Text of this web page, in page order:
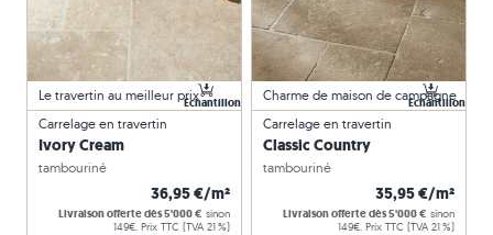
Carrelage en travertin
Ivory Cream
tambouriné
36,95 €/m²
Livraison offerte dès 5'000 € sinon
149€. Prix TTC (TVA 21 %)
Le travertin au meilleur prixÉchantillon
Carrelage en travertin
Classic Country
tambouriné
35,95 €/m²
Livraison offerte dès 5'000 € sinon
149€. Prix TTC (TVA 21 %)
Charme de maison de campagne
Échantillon